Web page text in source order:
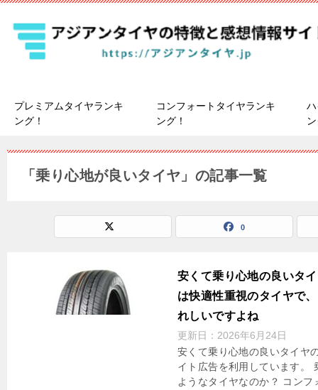
プレミアムタイヤランキ
ング！
コンフォートタイヤランキ
ング！
「乗り心地が良いタイヤ」の記事一覧
0
安くて乗り心地の良いタ
は快適性重視のタイヤで
れしいですよね
更新日： 2026年6月24日
安くて乗り心地の良いタイヤ
イト広告を利用しています。
ようなタイヤなのか？ コン